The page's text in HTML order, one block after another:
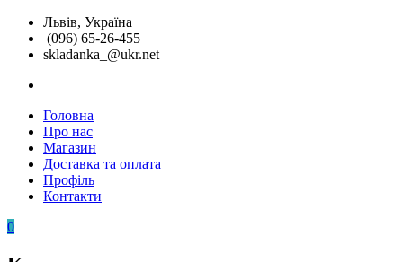
Перейти
вмісту
Львів, Україна
(096) 65-26-455
skladanka_@ukr.net
Складанка
Унікальні
розвиваючі
іграшки
Головна
Про нас
Магазин
Доставка та оплата
Профіль
Контакти
0